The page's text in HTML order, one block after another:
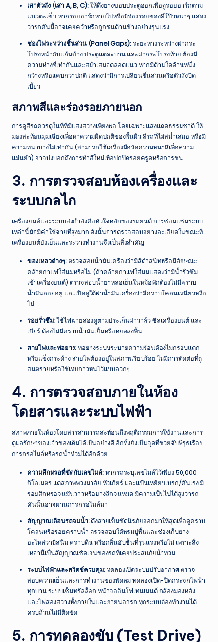
เสาตัวถัง (เสา A, B, C):ให้ดึงยางขอบประตูออกเพื่อดูรอยอาร์กตาม
แนวตะเข็บ หากรอยอาร์กหายไปหรือมีร่องรอยของสีโป๊วหนาๆ แสดง
ว่ารถคันนี้อาจเคยคว่ำหรือถูกชนด้านข้างอย่างรุนแรง
ช่องไฟระหว่างชิ้นส่วน (Panel Gaps):ระยะห่างระหว่างฝากระ
โปรงหน้ากับแก้มข้าง ประตูแต่ละบาน และฝากระโปรงท้าย ต้องมี
ความห่างที่เท่ากันและสม่ำเสมอตลอดแนว หากมีด้านใดด้านหนึ่ง
กว้างหรือแคบกว่าปกติ แสดงว่ามีการเปลี่ยนชิ้นส่วนหรือตัวถังบิด
เบี้ยว
สภาพสีและร่องรอยภายนอก
การดูสีรถควรดูในที่ที่มีแสงสว่างเพียงพอ โดยเฉพาะแสงแดดธรรมชาติ ให้
มองสะท้อนมุมเฉียงเพื่อหาความผิดปกติของพื้นผิว สีรถที่ไม่สม่ำเสมอ หรือมี
ความหนาบางไม่เท่ากัน (สามารถใช้เครื่องมือวัดความหนาสีเพื่อความ
แม่นยำ) อาจบ่งบอกถึงการทำสีใหม่เพื่อปกปิดรอยครูดหรือการชน
3. การตรวจสอบห้องเครื่องและ
ระบบกลไก
เครื่องยนต์และระบบส่งกำลังคือหัวใจหลักของรถยนต์ การซ่อมแซมระบบ
เหล่านี้มักมีค่าใช้จ่ายที่สูงมาก ดังนั้นการตรวจสอบอย่างละเอียดในขณะที่
เครื่องยนต์ยังเย็นและระว่างทำงานจึงเป็นสิ่งสำคัญ
ของเหลวต่างๆ: ตรวจสอบน้ำมันเครื่องว่ามีสีดำสนิทหรือมีลักษณะ
คล้ายกาแฟใส่นมหรือไม่ (ถ้าคล้ายกาแฟใส่นมแสดงว่ามีน้ำรั่วซึม
เข้าเครื่องยนต์) ตรวจสอบน้ำยาหล่อเย็นในหม้อพักต้องไม่มีคราบ
น้ำมันลอยอยู่ และเปิดดูใต้ฝาน้ำมันเครื่องว่ามีคราบโคลนเหนียวหรือ
ไม่
รอยรั่วซึม:ใช้ไฟฉายส่องดูตามประเก็นฝาวาล์ว ซีลเครื่องยนต์ และ
เกียร์ ต้องไม่มีคราบน้ำมันเยิ้มหรือหยดลงพื้น
สายไฟและท่อยาง:ท่อยางระบบระบายความร้อนต้องไม่กรอบแตก
หรือแข็งกระด้าง สายไฟต้องอยู่ในสภาพเรียบร้อย ไม่มีการตัดต่อที่ดู
อันตรายหรือใช้เทปกาวพันไว้แบบลวกๆ
4. การตรวจสอบภายในห้อง
โดยสารและระบบไฟฟ้า
สภาพภายในห้องโดยสารสามารถสะท้อนถึงพฤติกรรมการใช้งานและการ
ดูแลรักษาของเจ้าของเดิมได้เป็นอย่างดี อีกทั้งยังเป็นจุดที่ช่วยจับพิรุธเรื่อง
การกรอไมล์หรือรถน้ำท่วมได้อีกด้วย
ความสึกหรอที่ขัดกับเลขไมล์:หากรถระบุเลขไมล์ไว้เพียง 50,000
กิโลเมตร แต่สภาพพวงมาลัย หัวเกียร์ และแป้นเหยียบเบรก/คันเร่ง มี
รอยสึกหรอจนมันวาวหรือยางสึกจนหมด มีความเป็นไปได้สูงว่ารถ
คันนั้นอาจผ่านการกรอไมล์มา
สัญญาณเตือนรถจมน้ำ:ดึงสายเข็มขัดนิรภัยออกมาให้สุดเพื่อดูคราบ
โคลนหรือรอยคราบน้ำ ตรวจสอบใต้พรมปูพื้นและช่องเก็บยาง
อะไหล่ว่ามีสนิม คราบดิน หรือกลิ่นอับชื้นที่รุนแรงหรือไม่ เพราะสิ่ง
เหล่านี้เป็นสัญญาณชัดเจนของรถที่เคยประสบภัยน้ำท่วม
ระบบไฟฟ้าและสวิตช์ควบคุม:ทดลองเปิดระบบปรับอากาศ ตรวจ
สอบความเย็นและการทำงานของพัดลม ทดลองเปิด-ปิดกระจกไฟฟ้า
ทุกบาน ระบบเซ็นทรัลล็อก หน้าจออินโฟเทนเมนต์ กล้องมองหลัง
และไฟส่องสว่างทั้งภายในและภายนอกรถ ทุกระบบต้องทำงานได้
ครบถ้วนไม่มีติดขัด
5. การทดลองขับ (Test Drive)